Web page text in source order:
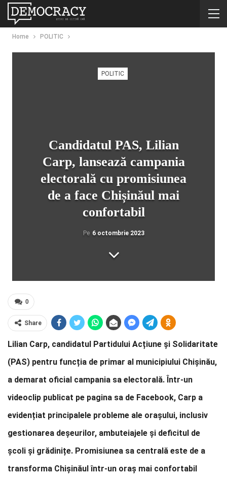
Home POLITIC
POLITIC
Candidatul PAS, Lilian
Carp, lansează campania
electorală cu promisiunea
de a face Chișinăul mai
confortabil
Pe 6 octombrie 2023
0
Share
Lilian Carp, candidatul Partidului Acțiune și Solidaritate
(PAS) pentru funcția de primar al municipiului Chișinău,
a demarat oficial campania sa electorală. Într-un
videoclip publicat pe pagina sa de Facebook, Carp a
evidențiat principalele probleme ale orașului, inclusiv
gestionarea deșeurilor, ambuteiajele și deficitul de
școli și grădinițe. Promisiunea sa centrală este de a
transforma Chișinăul într-un oraș mai confortabil